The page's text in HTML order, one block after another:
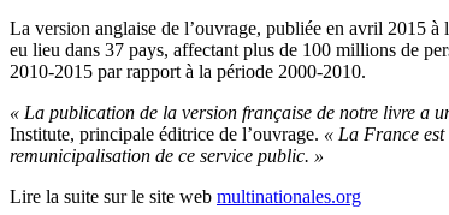
La version anglaise de l’ouvrage, publiée en avril 2015 à
eu lieu dans 37 pays, affectant plus de 100 millions de
2010-2015 par rapport à la période 2000-2010.
« La publication de la version française de notre livre a
Institute, principale éditrice de l’ouvrage. « La France est
remunicipalisation de ce service public. »
Lire la suite sur le site web multinationales.org